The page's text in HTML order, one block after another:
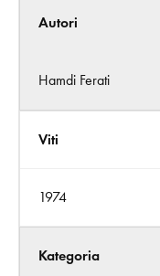
Autori
Hamdi Ferati
Viti
1974
Kategoria